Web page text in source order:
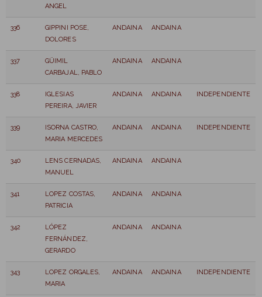
ANGEL
336
GIPPINI POSE,
DOLORES
ANDAINA ANDAINA
337
GÜIMIL
CARBAJAL, PABLO
ANDAINA ANDAINA
338
IGLESIAS
PEREIRA, JAVIER
ANDAINA ANDAINA INDEPENDIENTE
339
ISORNA CASTRO,
MARIA MERCEDES
ANDAINA ANDAINA INDEPENDIENTE
340
LENS CERNADAS,
MANUEL
ANDAINA ANDAINA
341
LOPEZ COSTAS,
PATRICIA
ANDAINA ANDAINA
342
LÓPEZ
FERNÁNDEZ,
GERARDO
ANDAINA ANDAINA
343
LOPEZ ORGALES,
MARIA
ANDAINA ANDAINA INDEPENDIENTE